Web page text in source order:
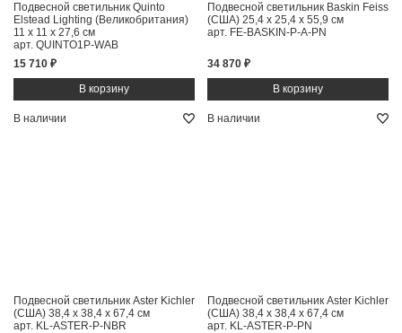
Подвесной светильник Quinto
Elstead Lighting (Великобритания)
11 x 11 x 27,6 см
арт. QUINTO1P-WAB
15 710 ₽
Подвесной светильник Baskin Feiss
(США) 25,4 x 25,4 x 55,9 см
арт. FE-BASKIN-P-A-PN
34 870 ₽
В наличии
Подвесной светильник Aster Kichler
(США) 38,4 x 38,4 x 67,4 см
арт. KL-ASTER-P-NBR
В наличии
Подвесной светильник Aster Kichler
(США) 38,4 x 38,4 x 67,4 см
арт. KL-ASTER-P-PN